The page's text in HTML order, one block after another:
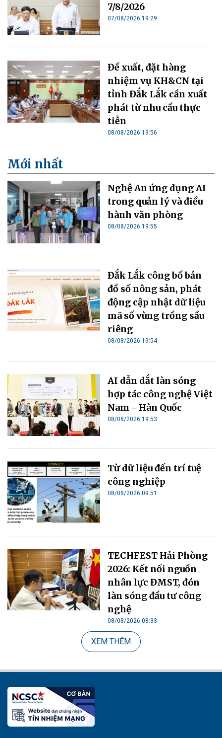
7/8/2026
07/08/2026 19:29
Đề xuất, đặt hàng
nhiệm vụ KH&CN tại
tỉnh Đắk Lắk cần xuất
phát từ nhu cầu thực
tiễn
08/08/2026 19:56
Mới nhất
Nghệ An ứng dụng AI
trong quản lý và điều
hành văn phòng
08/08/2026 19:55
Đắk Lắk công bố bản
đồ số nông sản, phát
động cập nhật dữ liệu
mã số vùng trồng sầu
riêng
08/08/2026 19:54
AI dẫn dắt làn sóng
hợp tác công nghệ Việt
Nam - Hàn Quốc
08/08/2026 19:53
Từ dữ liệu đến trí tuệ
công nghiệp
08/08/2026 09:51
TECHFEST Hải Phòng
2026: Kết nối nguồn
nhân lực ĐMST, đón
làn sóng đầu tư công
nghệ
08/08/2026 08:33
XEM THÊM